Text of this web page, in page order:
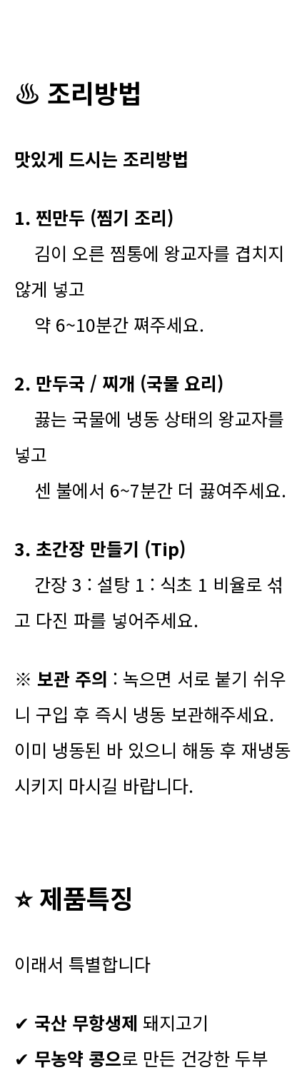
♨️ 조리방법
맛있게 드시는 조리방법
1. 찐만두 (찜기 조리)
김이 오른 찜통에 왕교자를 겹치지
않게 넣고
약 6~10분간 쪄주세요.
2. 만두국 / 찌개 (국물 요리)
끓는 국물에 냉동 상태의 왕교자를
넣고
센 불에서 6~7분간 더 끓여주세요.
3. 초간장 만들기 (Tip)
간장 3 : 설탕 1 : 식초 1 비율로 섞
고 다진 파를 넣어주세요.
※ 보관 주의 : 녹으면 서로 붙기 쉬우
니 구입 후 즉시 냉동 보관해주세요.
이미 냉동된 바 있으니 해동 후 재냉동
시키지 마시길 바랍니다.
⭐ 제품특징
이래서 특별합니다
✔ 국산 무항생제 돼지고기
✔ 무농약 콩으로 만든 건강한 두부